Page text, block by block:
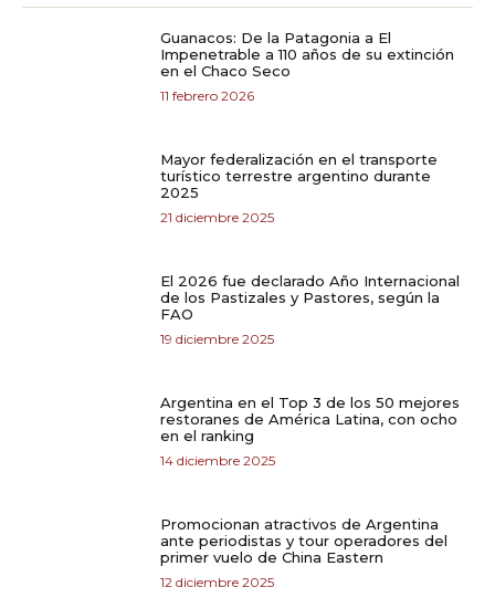
Guanacos: De la Patagonia a El
Impenetrable a 110 años de su extinción
en el Chaco Seco
11 febrero 2026
Mayor federalización en el transporte
turístico terrestre argentino durante
2025
21 diciembre 2025
El 2026 fue declarado Año Internacional
de los Pastizales y Pastores, según la
FAO
19 diciembre 2025
Argentina en el Top 3 de los 50 mejores
restoranes de América Latina, con ocho
en el ranking
14 diciembre 2025
Promocionan atractivos de Argentina
ante periodistas y tour operadores del
primer vuelo de China Eastern
12 diciembre 2025